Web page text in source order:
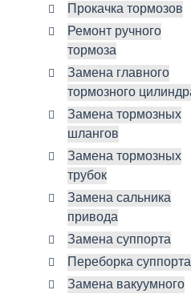
Прокачка тормозов
Ремонт ручного
тормоза
Замена главного
тормозного
Замена тормозных
шлангов
Замена тормозных
трубок
Замена сальника
привода
Замена суппорта
Переборка суппорта
Замена вакуумного